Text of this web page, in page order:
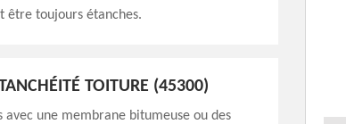
être toujours étanches.
TOITURE (45300)
avec une membrane bitumeuse ou des